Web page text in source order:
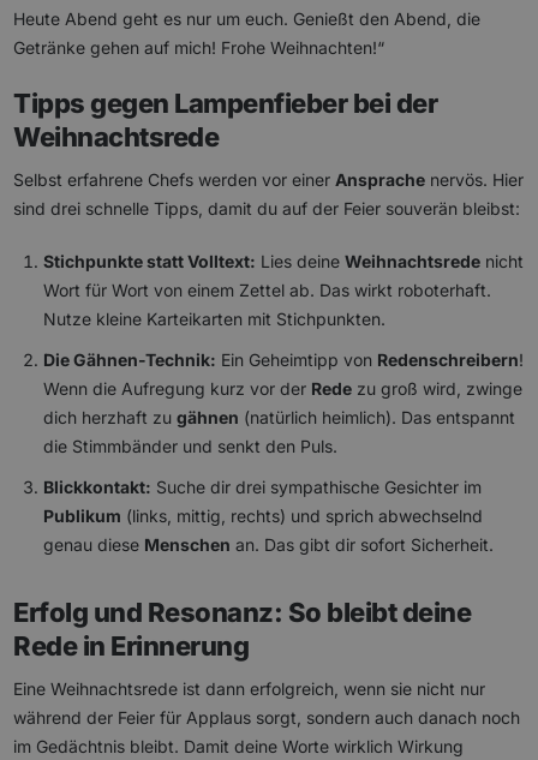
Heute Abend geht es nur um euch. Genießt den Abend, die
Getränke gehen auf mich! Frohe Weihnachten!“
Tipps gegen Lampenfieber bei der
Weihnachtsrede
Selbst erfahrene Chefs werden vor einer Ansprache nervös. Hier
sind drei schnelle Tipps, damit du auf der Feier souverän bleibst:
Stichpunkte statt Volltext: Lies deineWeihnachtsrede nicht
Wort für Wort von einem Zettel ab. Das wirkt roboterhaft.
Nutze kleine Karteikarten mit Stichpunkten.
Die Gähnen-Technik: Ein Geheimtipp von Redenschreibern!
Wenn die Aufregung kurz vor der Rede zu groß wird, zwinge
dich herzhaft zugähnen (natürlich heimlich). Das entspannt
die Stimmbänder und senkt den Puls.
Blickkontakt: Suche dir drei sympathische Gesichter im
Publikum (links, mittig, rechts) und sprich abwechselnd
genau diese Menschen an. Das gibt dir sofort Sicherheit.
Erfolg und Resonanz: So bleibt deine
Rede in Erinnerung
Eine Weihnachtsrede ist dann erfolgreich, wenn sie nicht nur
während der Feier für Applaus sorgt, sondern auch danach noch
im Gedächtnis bleibt. Damit deine Worte wirklich Wirkung